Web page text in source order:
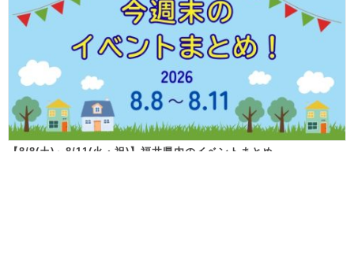
【8/8(土)～8/11(火・祝)】福井県内のイベントまとめ